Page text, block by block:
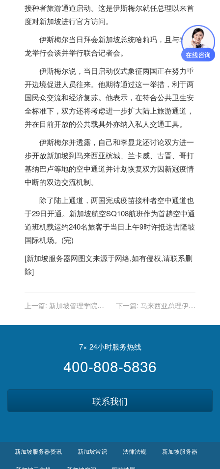
接种者旅游通道启动。这是伊斯梅尔就任总理以来首
度对新加坡进行官方访问。
伊斯梅尔当日拜会新加坡总统哈莉玛，且与李显
龙举行会谈并举行联合记者会。
伊斯梅尔说，当日启动仪式象征两国正在努力重
开边境促进人员往来。他期待通过这一举措，利于两
国民众交流和经济复苏。他表示，在符合公共卫生安
全标准下，双方还将考虑进一步扩大陆上旅游通道，
并在目前开放的公共载具外亦纳入私人交通工具。
伊斯梅尔并透露，自己和李显龙还讨论双方进一
步开放新加坡到马来西亚槟城、兰卡威、古晋、哥打
基纳巴卢等地的空中通道并计划恢复双方因新冠疫情
中断的双边交流机制。
除了陆上通道，两国完成疫苗接种者空中通道也
于29日开通。 新加坡航空SQ108航班作为首趟空中通
道班机载运约240名旅客于当日上午9时许抵达吉隆坡
国际机场。(完)
[新加坡服务器网图文来源于网络,如有侵权,请联系删
除]
上一篇: 新加坡管理学院世
下一篇: 马来西亚总理伊斯
放完成疫苗接种者旅游通道
7× 24小时服务热线
400-808-5836
联系我们
新加坡服务器资讯 新加坡常识 法律法规 新加坡服务器